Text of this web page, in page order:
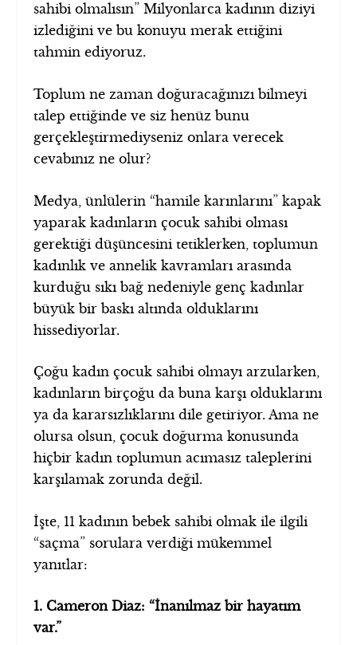
sahibi olmalısın” Milyonlarca kadının diziyi
izlediğini ve bu konuyu merak ettiğini
tahmin ediyoruz.
Toplum ne zaman doğuracağınızı bilmeyi
talep ettiğinde ve siz henüz bunu
gerçekleştirmediyseniz onlara verecek
cevabınız ne olur?
Medya, ünlülerin “hamile karınlarını” kapak
yaparak kadınların çocuk sahibi olması
gerektiği düşüncesini tetiklerken, toplumun
kadınlık ve annelik kavramları arasında
kurduğu sıkı bağ nedeniyle genç kadınlar
büyük bir baskı altında olduklarını
hissediyorlar.
Çoğu kadın çocuk sahibi olmayı arzularken,
kadınların birçoğu da buna karşı olduklarını
ya da kararsızlıklarını dile getiriyor. Ama ne
olursa olsun, çocuk doğurma konusunda
hiçbir kadın toplumun acımasız taleplerini
karşılamak zorunda değil.
İşte, 11 kadının bebek sahibi olmak ile ilgili
“saçma” sorulara verdiği mükemmel
yanıtlar:
1. Cameron Diaz: “İnanılmaz bir hayatım
var.”